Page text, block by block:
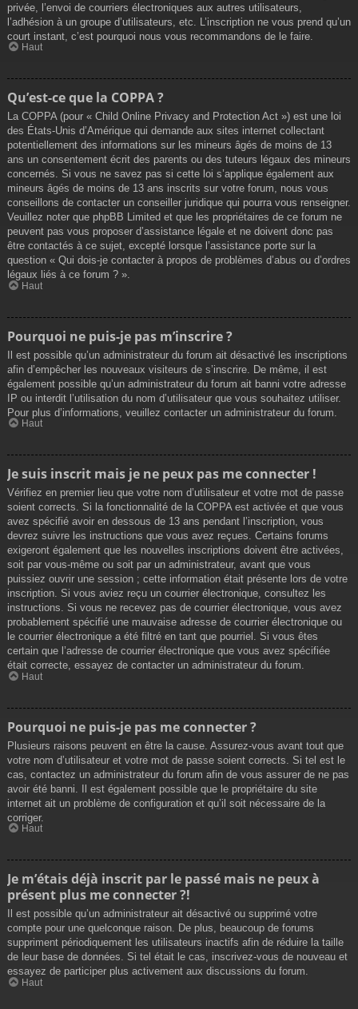
privée, l’envoi de courriers électroniques aux autres utilisateurs,
l’adhésion à un groupe d’utilisateurs, etc. L’inscription ne vous prend qu’un
court instant, c’est pourquoi nous vous recommandons de le faire.
Haut
Qu’est-ce que la COPPA ?
La COPPA (pour « Child Online Privacy and Protection Act ») est une loi
des États-Unis d’Amérique qui demande aux sites internet collectant
potentiellement des informations sur les mineurs âgés de moins de 13
ans un consentement écrit des parents ou des tuteurs légaux des mineurs
concernés. Si vous ne savez pas si cette loi s’applique également aux
mineurs âgés de moins de 13 ans inscrits sur votre forum, nous vous
conseillons de contacter un conseiller juridique qui pourra vous renseigner.
Veuillez noter que phpBB Limited et que les propriétaires de ce forum ne
peuvent pas vous proposer d’assistance légale et ne doivent donc pas
être contactés à ce sujet, excepté lorsque l’assistance porte sur la
question « Qui dois-je contacter à propos de problèmes d’abus ou d’ordres
légaux liés à ce forum ? ».
Haut
Pourquoi ne puis-je pas m’inscrire ?
Il est possible qu’un administrateur du forum ait désactivé les inscriptions
afin d’empêcher les nouveaux visiteurs de s’inscrire. De même, il est
également possible qu’un administrateur du forum ait banni votre adresse
IP ou interdit l’utilisation du nom d’utilisateur que vous souhaitez utiliser.
Pour plus d’informations, veuillez contacter un administrateur du forum.
Haut
Je suis inscrit mais je ne peux pas me connecter !
Vérifiez en premier lieu que votre nom d’utilisateur et votre mot de passe
soient corrects. Si la fonctionnalité de la COPPA est activée et que vous
avez spécifié avoir en dessous de 13 ans pendant l’inscription, vous
devrez suivre les instructions que vous avez reçues. Certains forums
exigeront également que les nouvelles inscriptions doivent être activées,
soit par vous-même ou soit par un administrateur, avant que vous
puissiez ouvrir une session ; cette information était présente lors de votre
inscription. Si vous aviez reçu un courrier électronique, consultez les
instructions. Si vous ne recevez pas de courrier électronique, vous avez
probablement spécifié une mauvaise adresse de courrier électronique ou
le courrier électronique a été filtré en tant que pourriel. Si vous êtes
certain que l’adresse de courrier électronique que vous avez spécifiée
était correcte, essayez de contacter un administrateur du forum.
Haut
Pourquoi ne puis-je pas me connecter ?
Plusieurs raisons peuvent en être la cause. Assurez-vous avant tout que
votre nom d’utilisateur et votre mot de passe soient corrects. Si tel est le
cas, contactez un administrateur du forum afin de vous assurer de ne pas
avoir été banni. Il est également possible que le propriétaire du site
internet ait un problème de configuration et qu’il soit nécessaire de la
corriger.
Haut
Je m’étais déjà inscrit par le passé mais ne peux à
présent plus me connecter ?!
Il est possible qu’un administrateur ait désactivé ou supprimé votre
compte pour une quelconque raison. De plus, beaucoup de forums
suppriment périodiquement les utilisateurs inactifs afin de réduire la taille
de leur base de données. Si tel était le cas, inscrivez-vous de nouveau et
essayez de participer plus activement aux discussions du forum.
Haut